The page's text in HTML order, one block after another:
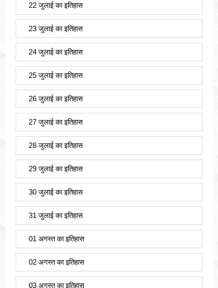
22 जुलाई का इतिहास
23 जुलाई का इतिहास
24 जुलाई का इतिहास
25 जुलाई का इतिहास
26 जुलाई का इतिहास
27 जुलाई का इतिहास
28 जुलाई का इतिहास
29 जुलाई का इतिहास
30 जुलाई का इतिहास
31 जुलाई का इतिहास
01 अगस्त का इतिहास
02 अगस्त का इतिहास
03 अगस्त का इतिहास